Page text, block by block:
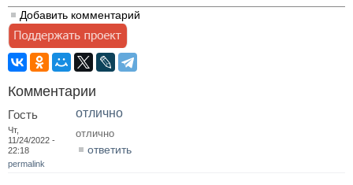
Добавить комментарий
Комментарии
Гость
Чт,
11/24/2022 -
22:18
permalink
отлично
отлично
ответить